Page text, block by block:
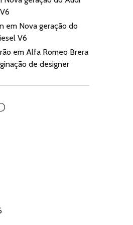
em Nova geração do
V6
emAlfa Romeo Brera
de designer